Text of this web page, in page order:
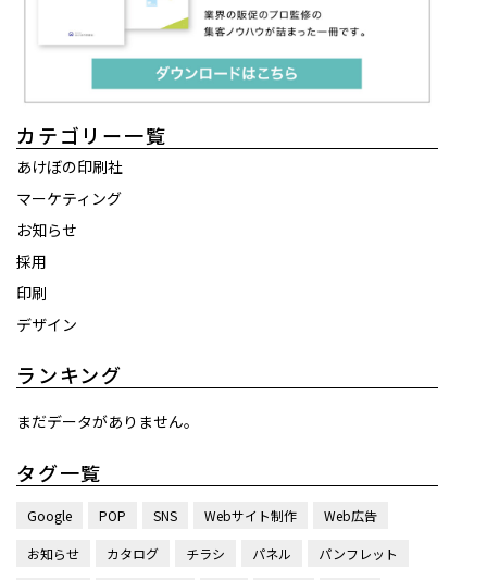
カテゴリー一覧
あけぼの印刷社
マーケティング
お知らせ
採用
印刷
デザイン
ランキング
まだデータがありません。
タグ一覧
Google POP SNS Webサイト制作 Web広告
お知らせ カタログ チラシ パネル パンフレット